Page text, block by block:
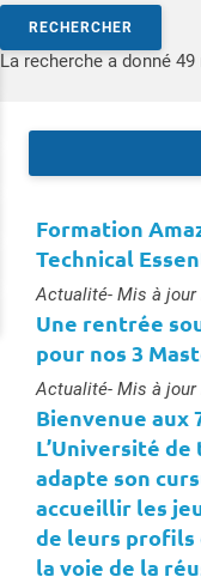
Rechercher par mots-clés
RECHERCHER
La recherche a donné
Formation
Technical
Type :
Actualité- Mis à
Une rentrée
pour nos 3
Type :
Actualité- Mis à
Bienvenue aux
L’Université
adapte son
accueillir les
de leurs
la voie de la